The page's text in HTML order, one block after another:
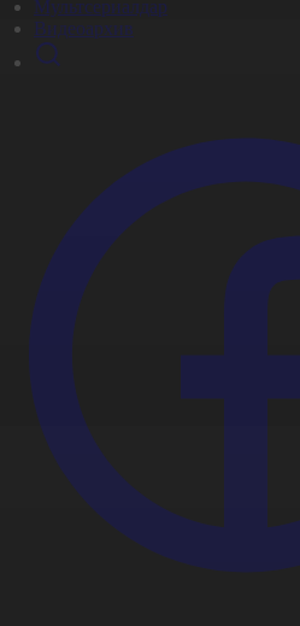
Мультсериалдар
Видеоархив